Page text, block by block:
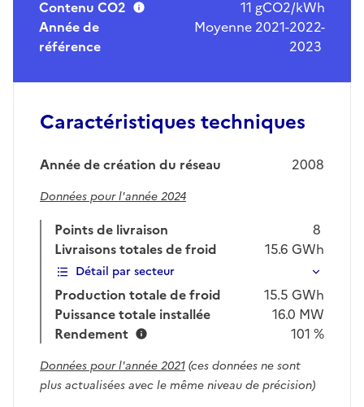
Contenu CO2
11 gCO2/kWh
Année de
référence
Moyenne 2021-2022-
2023
Caractéristiques techniques
Année de création du réseau 2008
Données pour l'année 2024
Points de livraison
8
Livraisons totales de froid
15.6 GWh
Détail par secteur
Production totale de froid 15.5 GWh
Puissance totale installée
16.0 MW
Rendement
101 %
Données pour l'année 2021(ces données ne sont
plus actualisées avec le même niveau de précision)